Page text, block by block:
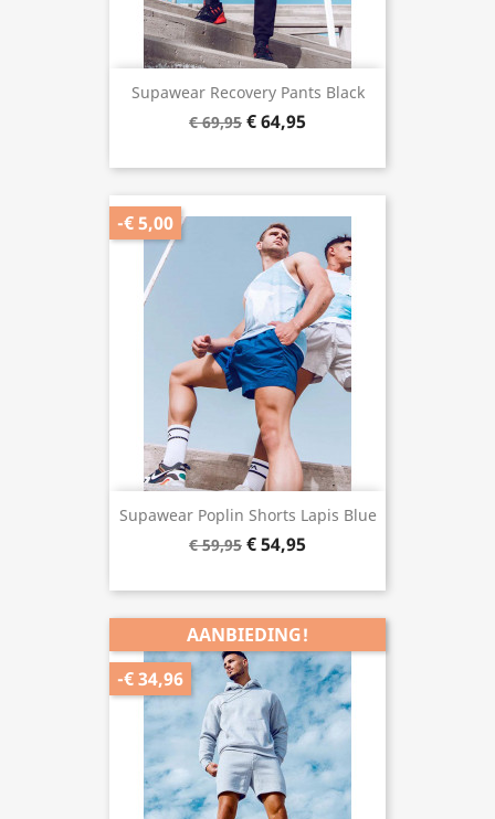
Supawear Recovery Pants Black
€ 69,95 € 64,95
Supawear Poplin Shorts Lapis Blue
€ 59,95 € 54,95
-€ 5,00
AANBIEDING!
-€ 34,96